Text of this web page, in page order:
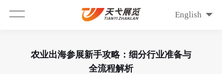
English
农业出海参展新手攻略：细分行业准备与
全流程解析